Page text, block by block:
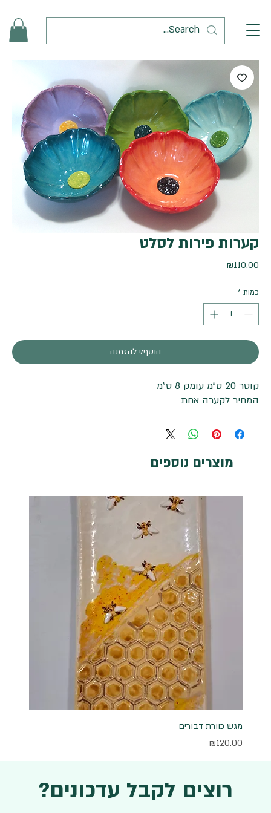
קערות פירות לסלט
₪110.00
כמות *
הוסף/י להזמנה
קוטר 20 ס"מ עומק 8 ס"מ
המחיר לקערה אחת
מוצרים נוספים
מגש כוורת דבורים
מחיר
₪120.00
רוצים לקבל עדכונים?